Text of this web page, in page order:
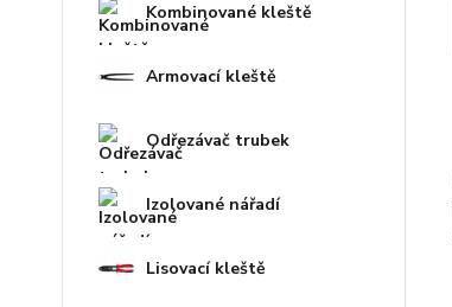
Kombinované kleště
Armovací kleště
Odřezávač trubek
Izolované nářadí
Lisovací kleště